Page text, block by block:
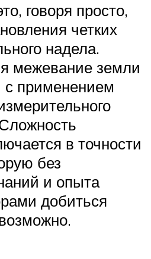
говоря просто,
четких
надела.
межевание земли
с применением
в точности
без
и опыта
добиться